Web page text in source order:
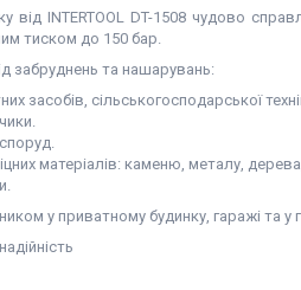
від INTERTOOL DT-1508 чудово
тиском до 150 бар.
забруднень та нашарувань:
засобів, сільськогосподарської
матеріалів: каменю, металу,
у приватному будинку, гаражі та у